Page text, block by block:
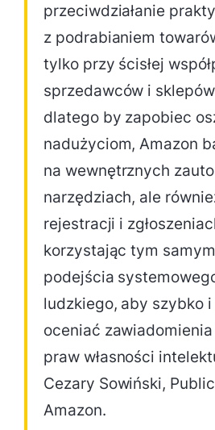
przeciwdziałanie
z podrabianiem
tylko przy ścisłej
sprzedawców i
dlatego by zapobiec
nadużyciom, Amazon
na wewnętrznych
narzędziach, ale
rejestracji i
korzystając tym
podejścia
ludzkiego, aby szybko
oceniać
praw własności
Cezary Sowiński,
Amazon.